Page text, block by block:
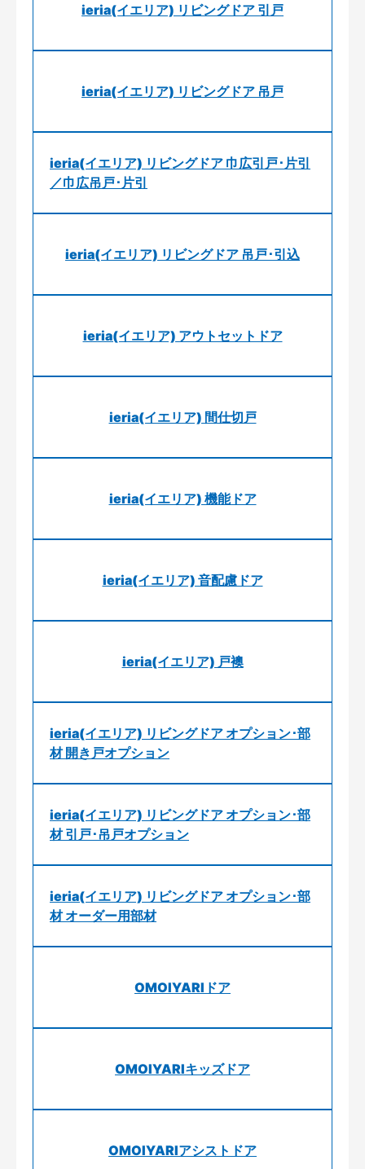
ieria(イエリア) リビングドア 引戸
ieria(イエリア) リビングドア 吊戸
ieria(イエリア) リビングドア 巾広引戸･片引
／巾広吊戸･片引
ieria(イエリア) リビングドア 吊戸･引込
ieria(イエリア) アウトセットドア
ieria(イエリア) 間仕切戸
ieria(イエリア) 機能ドア
ieria(イエリア) 音配慮ドア
ieria(イエリア) 戸襖
ieria(イエリア) リビングドア オプション･部
材 開き戸オプション
ieria(イエリア) リビングドア オプション･部
材 引戸･吊戸オプション
ieria(イエリア) リビングドア オプション･部
材 オーダー用部材
OMOIYARIドア
OMOIYARIキッズドア
OMOIYARIアシストドア